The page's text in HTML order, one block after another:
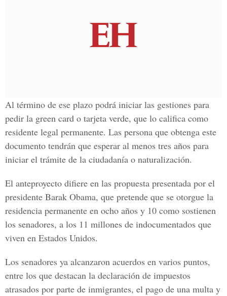
Al término de ese plazo podrá iniciar las gestiones para
pedir la green card o tarjeta verde, que lo califica como
residente legal permanente. Las persona que obtenga este
documento tendrán que esperar al menos tres años para
iniciar el trámite de la ciudadanía o naturalización.
El anteproyecto difiere en las propuesta presentada por el
presidente Barak Obama, que pretende que se otorgue la
residencia permanente en ocho años y 10 como sostienen
los senadores, a los 11 millones de indocumentados que
viven en Estados Unidos.
Los senadores ya alcanzaron acuerdos en varios puntos,
entre los que destacan la declaración de impuestos
atrasados por parte de inmigrantes, el pago de una multa y